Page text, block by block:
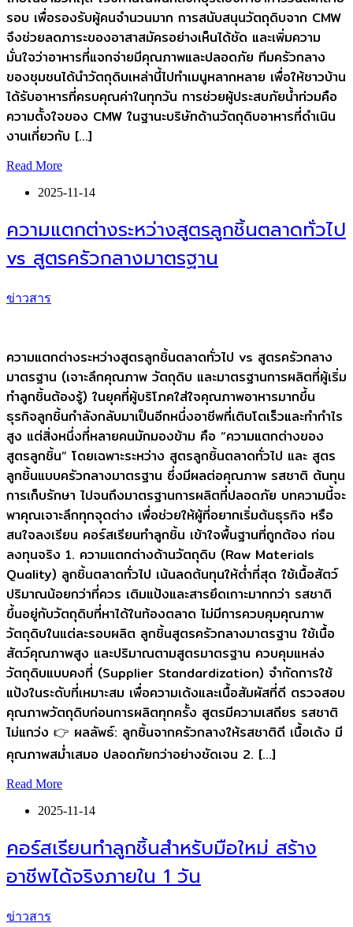
รอบ เพื่อรองรับผู้คนจำนวนมาก การสนับสนุนวัตถุดิบจาก CMW
จึงช่วยลดภาระของอาสาสมัครอย่างเห็นได้ชัด และเพิ่มความ
มั่นใจว่าอาหารที่แจกจ่ายมีคุณภาพและปลอดภัย ทีมครัวกลาง
ของชุมชนได้นำวัตถุดิบเหล่านี้ไปทำเมนูหลากหลาย เพื่อให้ชาวบ้าน
ได้รับอาหารที่ครบคุณค่าในทุกวัน การช่วยผู้ประสบภัยน้ำท่วมคือ
ความตั้งใจของ CMW ในฐานะบริษัทด้านวัตถุดิบอาหารที่ดำเนิน
งานเกี่ยวกับ […]
Read More
2025-11-14
ความแตกต่างระหว่างสูตรลูกชิ้นตลาดทั่วไป
vs สูตรครัวกลางมาตรฐาน
ข่าวสาร
ความแตกต่างระหว่างสูตรลูกชิ้นตลาดทั่วไป vs สูตรครัวกลาง
มาตรฐาน (เจาะลึกคุณภาพ วัตถุดิบ และมาตรฐานการผลิตที่ผู้เริ่ม
ทำลูกชิ้นต้องรู้) ในยุคที่ผู้บริโภคใส่ใจคุณภาพอาหารมากขึ้น
ธุรกิจลูกชิ้นกำลังกลับมาเป็นอีกหนึ่งอาชีพที่เติบโตเร็วและทำกำไร
สูง แต่สิ่งหนึ่งที่หลายคนมักมองข้าม คือ “ความแตกต่างของ
สูตรลูกชิ้น” โดยเฉพาะระหว่าง สูตรลูกชิ้นตลาดทั่วไป และ สูตร
ลูกชิ้นแบบครัวกลางมาตรฐาน ซึ่งมีผลต่อคุณภาพ รสชาติ ต้นทุน
การเก็บรักษา ไปจนถึงมาตรฐานการผลิตที่ปลอดภัย บทความนี้จะ
พาคุณเจาะลึกทุกจุดต่าง เพื่อช่วยให้ผู้ที่อยากเริ่มต้นธุรกิจ หรือ
สนใจลงเรียน คอร์สเรียนทำลูกชิ้น เข้าใจพื้นฐานที่ถูกต้อง ก่อน
ลงทุนจริง 1. ความแตกต่างด้านวัตถุดิบ (Raw Materials
Quality) ลูกชิ้นตลาดทั่วไป เน้นลดต้นทุนให้ต่ำที่สุด ใช้เนื้อสัตว์
ปริมาณน้อยกว่าที่ควร เติมแป้งและสารยึดเกาะมากกว่า รสชาติ
ขึ้นอยู่กับวัตถุดิบที่หาได้ในท้องตลาด ไม่มีการควบคุมคุณภาพ
วัตถุดิบในแต่ละรอบผลิต ลูกชิ้นสูตรครัวกลางมาตรฐาน ใช้เนื้อ
สัตว์คุณภาพสูง และปริมาณตามสูตรมาตรฐาน ควบคุมแหล่ง
วัตถุดิบแบบคงที่ (Supplier Standardization) จำกัดการใช้
แป้งในระดับที่เหมาะสม เพื่อความเด้งและเนื้อสัมผัสที่ดี ตรวจสอบ
คุณภาพวัตถุดิบก่อนการผลิตทุกครั้ง สูตรมีความเสถียร รสชาติ
ไม่แกว่ง 👉 ผลลัพธ์: ลูกชิ้นจากครัวกลางให้รสชาติดี เนื้อเด้ง มี
คุณภาพสม่ำเสมอ ปลอดภัยกว่าอย่างชัดเจน 2. […]
Read More
2025-11-14
คอร์สเรียนทำลูกชิ้นสำหรับมือใหม่ สร้าง
อาชีพได้จริงภายใน 1 วัน
ข่าวสาร